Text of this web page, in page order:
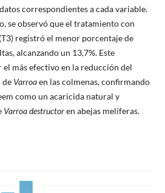
correspondientes a cada variable.
se observó que el tratamiento con
registró el menor porcentaje de
alcanzando un 13,7%. Este
más efectivo en la reducción del
de Varroaen las colmenas, confirmando
como un acaricida natural y
Varroa destructoren abejas melíferas.